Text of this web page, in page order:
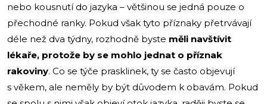
nebo kousnutí do jazyka – většinou se jedná pouze o
přechodné ranky. Pokud však tyto příznaky přetrvávají
déle než dva týdny, rozhodně byste měli navštívit
lékaře, protože by se mohlo jednat o příznak
rakoviny. Co se týče prasklinek, ty se často objevují
s věkem, ale neměly by být důvodem k obavám. Pokud